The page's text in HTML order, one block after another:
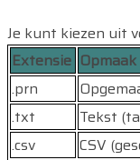
Je kunt kiezen uit
Extensie Opmaak
.prn
.txt
Tekst
.csv
CSV